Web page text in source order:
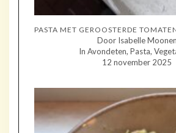
Door Isabelle Moonen
In Avondeten, Pasta,
12 november 2025